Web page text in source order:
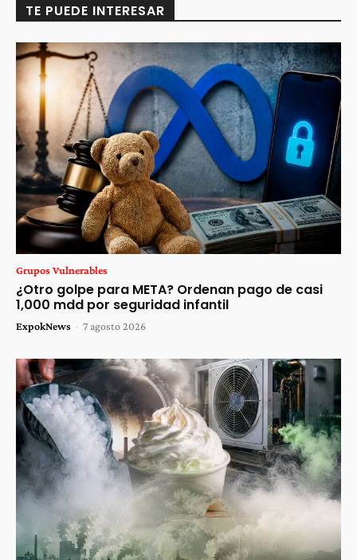
TE PUEDE INTERESAR
Grupos Vulnerables
¿Otro golpe para META? Ordenan pago de casi
1,000 mdd por seguridad infantil
ExpokNews - 7 agosto 2026